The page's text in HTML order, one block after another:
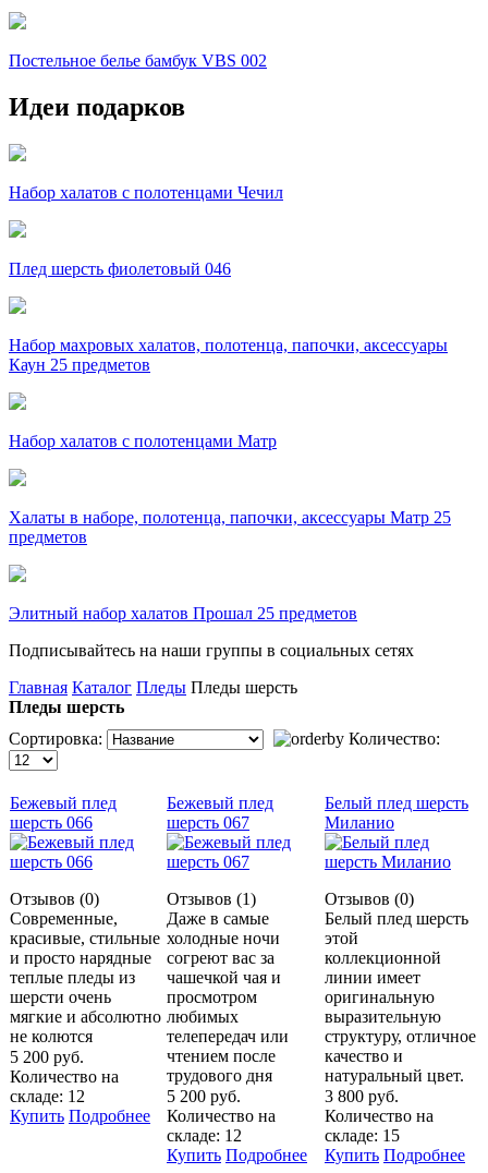
Постельное белье бамбук VBS 002
Идеи подарков
Набор халатов с полотенцами Чечил
Плед шерсть фиолетовый 046
Набор махровых халатов, полотенца, папочки, аксессуары
Каун 25 предметов
Набор халатов с полотенцами Матр
Халаты в наборе, полотенца, папочки, аксессуары Матр 25
предметов
Элитный набор халатов Прошал 25 предметов
Подписывайтесь на наши группы в социальных сетях
Главная Каталог Пледы Пледы шерсть
Пледы шерсть
Сортировка:
Количество:
Бежевый плед
шерсть 066
Отзывов (0)
Современные,
красивые, стильные
и просто нарядные
теплые пледы из
шерсти очень
мягкие и абсолютно
не колются
5 200 руб.
Количество на
складе: 12
Купить Подробнее
Бежевый плед
шерсть 067
Отзывов (1)
Даже в самые
холодные ночи
согреют вас за
чашечкой чая и
просмотром
любимых
телепередач или
чтением после
трудового дня
5 200 руб.
Количество на
складе: 12
Купить Подробнее
Белый плед шерсть
Миланио
Отзывов (0)
Белый плед шерсть
этой
коллекционной
линии имеет
оригинальную
выразительную
структуру, отличное
качество и
натуральный цвет.
3 800 руб.
Количество на
складе: 15
Купить Подробнее